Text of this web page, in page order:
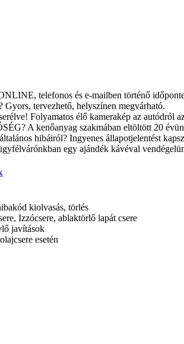
telefonos és e-mailben történő
Gyors, tervezhető, helyszínen megvárható.
Folyamatos élő kamerakép az autódról
A kenőanyag szakmában eltöltött 20
hibáiról? Ingyenes állapotjelentést
egy ajándék kávéval
kiolvasás, törlés
Izzócsere, ablaktörlő lapát csere
javítások
esetén